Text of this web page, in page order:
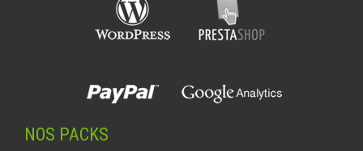
NOS PACKS